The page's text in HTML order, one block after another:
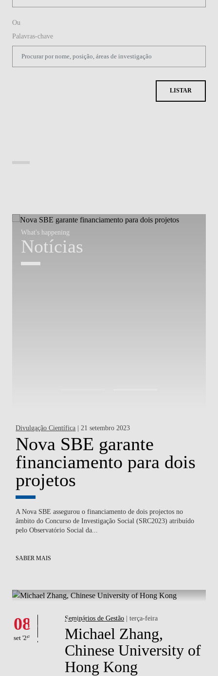
Ou
Palavras-chave
LISTAR
What's happening
Notícias
Divulgação Científica | 21 setembro 2023
Nova SBE garante
financiamento para dois
projetos
A Nova SBE assegurou o financiamento de dois projectos no
âmbito do Concurso de Investigação Social (SRC2023) atribuído
pelo Observatório Social da...
SABER MAIS
Eventos
08
set '26
Seminários de Gestão | terça-feira
Michael Zhang,
Chinese University of
Hong Kong